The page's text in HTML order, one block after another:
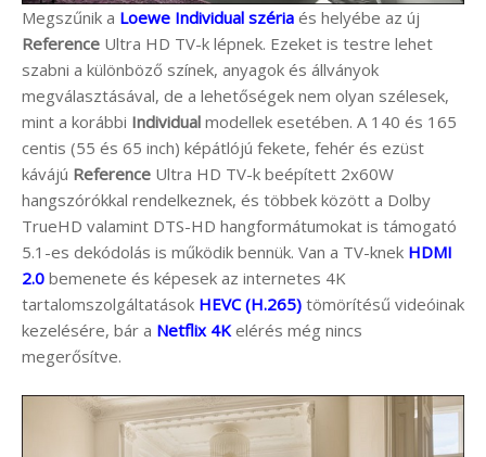
Megszűnik a Loewe Individual széria és helyébe az új
Reference Ultra HD TV-k lépnek. Ezeket is testre lehet
szabni a különböző színek, anyagok és állványok
megválasztásával, de a lehetőségek nem olyan szélesek,
mint a korábbi Individual modellek esetében. A 140 és 165
centis (55 és 65 inch) képátlójú fekete, fehér és ezüst
kávájú Reference Ultra HD TV-k beépített 2x60W
hangszórókkal rendelkeznek, és többek között a Dolby
TrueHD valamint DTS-HD hangformátumokat is támogató
5.1-es dekódolás is működik bennük. Van a TV-knek HDMI
2.0 bemenete és képesek az internetes 4K
tartalomszolgáltatások HEVC (H.265) tömörítésű videóinak
kezelésére, bár a Netflix 4Kelérés még nincs
megerősítve.